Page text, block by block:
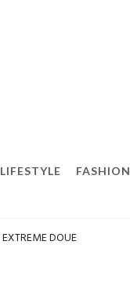
LIFESTYLE FASHION
DOUE